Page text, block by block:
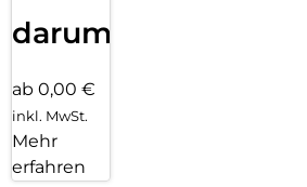
darum!
ab 0,00 €
inkl. MwSt.
Mehr
erfahren